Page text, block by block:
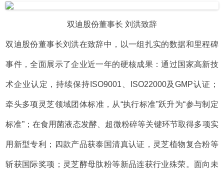
双迪股份董事长 刘洪致辞
双迪股份董事长刘洪在致辞中，以一组扎实的数据和里程碑
事件，全面展示了企业近一年的硬核成果：通过国家高新技
术企业认定，持续保持ISO9001、ISO22000及GMP认证；
牵头多项灵芝领域团体标准，从“执行标准”跃升为“参与制定
标准”；在食用菌液态发酵、超微粉碎等关键环节取得多项实
用新型专利；四款产品获泰国清真认证，灵芝植物复合粉等
斩获国际奖项；灵芝酵母肽粉等新品连获行业殊荣。面向未